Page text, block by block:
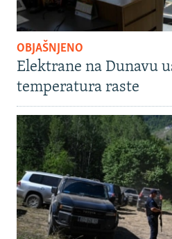
OBJAŠNJENO
Elektrane na Dunavu
temperatura raste